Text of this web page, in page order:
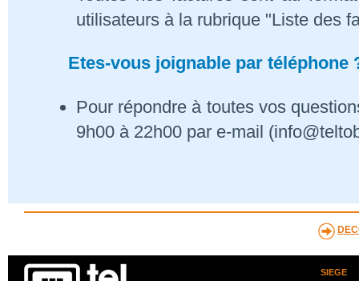
utilisateurs à la rubrique "Liste des
Etes-vous joignable par téléphone
Pour répondre à toutes vos
9h00 à 22h00 par e-mail
SIEGE